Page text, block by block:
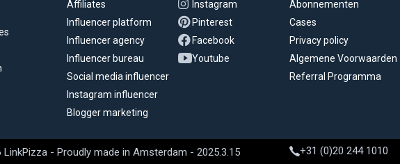
Affiliates
Influencer platform
Influencer agency
Influencer bureau
Social media influencer
Instagram influencer
Blogger marketing
Instagram
Pinterest
Facebook
Youtube
Abonnementen
Cases
Privacy policy
Algemene Voorwaarden
Referral Programma
- Proudly made in Amsterdam - 2025.3.15 +31 (0)20 244 1010